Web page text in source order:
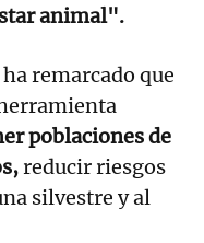
animal".
remarcado que
poblaciones de
reducir riesgos
silvestre y al